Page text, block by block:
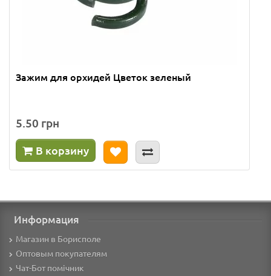
Зажим для орхидей Цветок зеленый
5.50 грн
В корзину
Информация
Магазин в Борисполе
Оптовым покупателям
Чат-Бот помічник